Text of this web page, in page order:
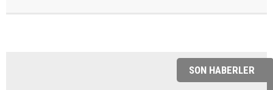
SON HABERLER